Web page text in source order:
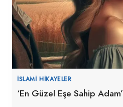
İSLAMI HIKAYELER
‘En Güzel Eşe Sahip Adam’